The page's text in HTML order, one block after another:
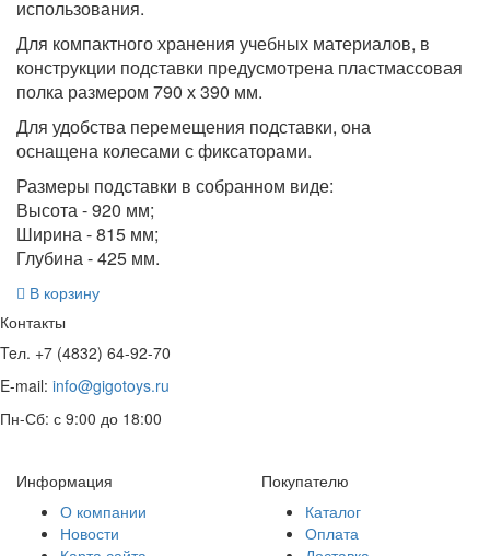
использования.
Для компактного хранения учебных материалов, в
конструкции подставки предусмотрена пластмассовая
полка размером 790 х 390 мм.
Для удобства перемещения подставки, она
оснащена колесами с фиксаторами.
Размеры подставки в собранном виде:
Высота - 920 мм;
Ширина - 815 мм;
Глубина - 425 мм.
В корзину
Контакты
Teл. +7 (4832) 64-92-70
E-mail: info@gigotoys.ru
Пн-Сб: с 9:00 до 18:00
Информация
О компании
Новости
Покупателю
Каталог
Оплата